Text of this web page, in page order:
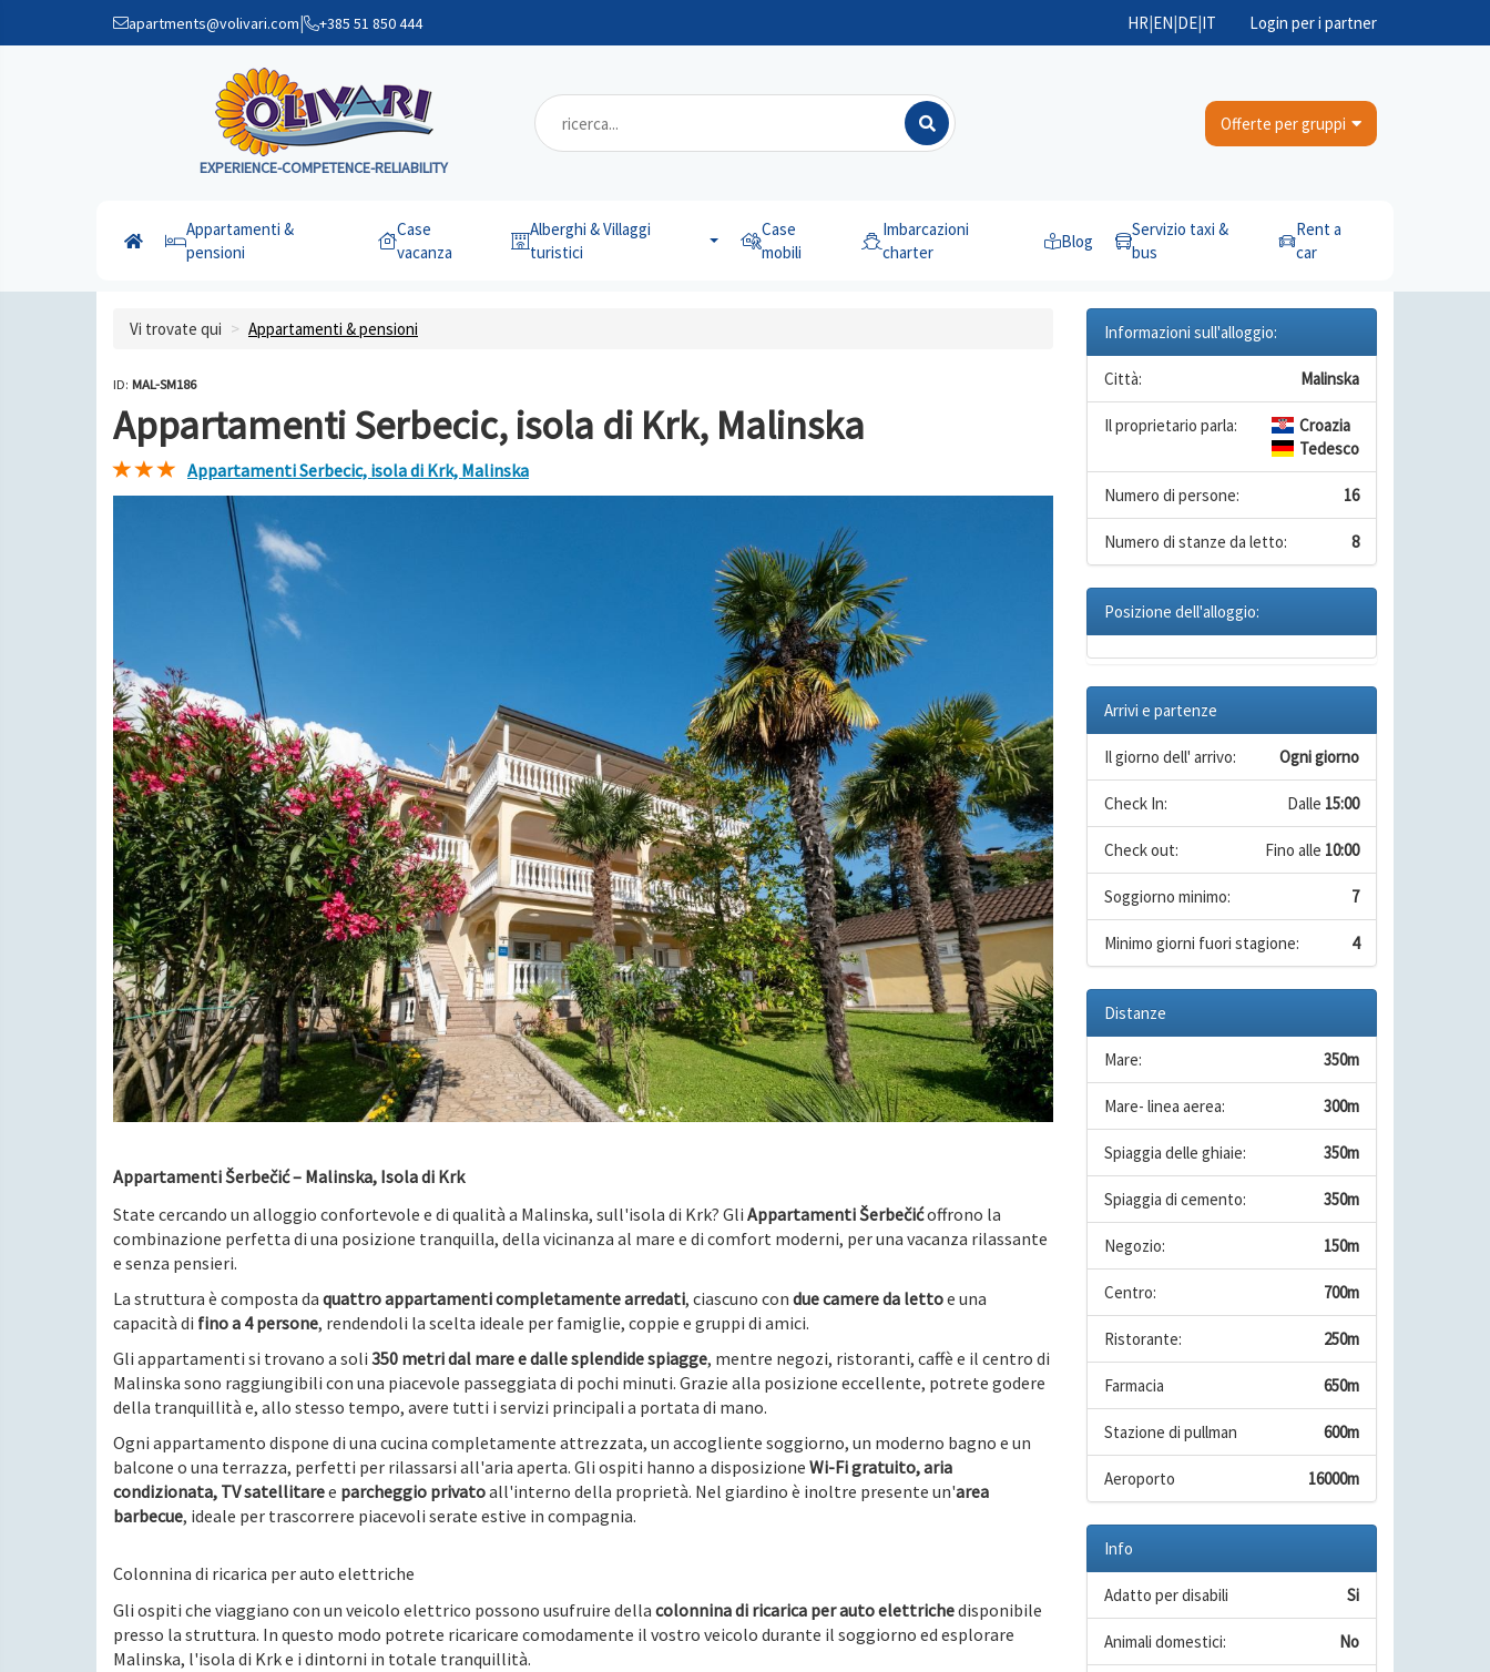
apartments@volivari.com| +385 51 850 444 HR|EN|DE|IT Login per i partner
EXPERIENCE-COMPETENCE-RELIABILITY
Offerte per gruppi
Appartamenti &
pensioni
Case
vacanza
Alberghi & Villaggi
turistici
Case
mobili
Imbarcazioni
charter
Blog
Servizio taxi &
bus
Rent a
car
Vi trovate qui Appartamenti & pensioni
ID: MAL-SM186
Appartamenti Serbecic, isola di Krk, Malinska
Appartamenti Serbecic, isola di Krk, Malinska
Appartamenti Šerbečić – Malinska, Isola di Krk
State cercando un alloggio confortevole e di qualità a Malinska, sull'isola di Krk? Gli Appartamenti Šerbečićoffrono la
combinazione perfetta di una posizione tranquilla, della vicinanza al mare e di comfort moderni, per una vacanza rilassante
e senza pensieri.
La struttura è composta da quattro appartamenti completamente arredati, ciascuno con due camere da lettoe una
capacità di fino a 4 persone, rendendoli la scelta ideale per famiglie, coppie e gruppi di amici.
Gli appartamenti si trovano a soli 350 metri dal mare e dalle splendide spiagge, mentre negozi, ristoranti, caffè e il centro di
Malinska sono raggiungibili con una piacevole passeggiata di pochi minuti. Grazie alla posizione eccellente, potrete godere
della tranquillità e, allo stesso tempo, avere tutti i servizi principali a portata di mano.
Ogni appartamento dispone di una cucina completamente attrezzata, un accogliente soggiorno, un moderno bagno e un
balcone o una terrazza, perfetti per rilassarsi all'aria aperta. Gli ospiti hanno a disposizione Wi-Fi gratuito, aria
condizionata, TV satellitaree parcheggio privatoall'interno della proprietà. Nel giardino è inoltre presente un'area
barbecue, ideale per trascorrere piacevoli serate estive in compagnia.
Colonnina di ricarica per auto elettriche
Gli ospiti che viaggiano con un veicolo elettrico possono usufruire della colonnina di ricarica per auto elettrichedisponibile
presso la struttura. In questo modo potrete ricaricare comodamente il vostro veicolo durante il soggiorno ed esplorare
Malinska, l'isola di Krk e i dintorni in totale tranquillità.
Informazioni sull'alloggio:
Città: Malinska
Il proprietario parla:
Croazia
Tedesco
Numero di persone: 16
Numero di stanze da letto: 8
Posizione dell'alloggio:
Arrivi e partenze
Il giorno dell' arrivo: Ogni giorno
Check In: Dalle 15:00
Check out: Fino alle 10:00
Soggiorno minimo: 7
Minimo giorni fuori stagione: 4
Distanze
Mare: 350m
Mare- linea aerea: 300m
Spiaggia delle ghiaie: 350m
Spiaggia di cemento: 350m
Negozio: 150m
Centro: 700m
Ristorante: 250m
Farmacia 650m
Stazione di pullman 600m
Aeroporto 16000m
Info
Adatto per disabili Si
Animali domestici: No